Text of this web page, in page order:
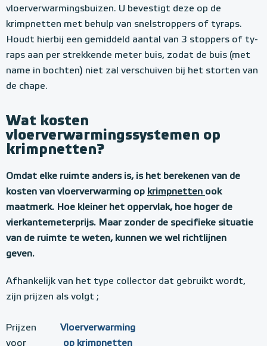
vloerverwarmingsbuizen. U bevestigt deze op de
krimpnetten met behulp van snelstroppers of tyraps.
Houdt hierbij een gemiddeld aantal van 3 stoppers of ty-
raps aan per strekkende meter buis, zodat de buis (met
name in bochten) niet zal verschuiven bij het storten van
de chape.
Wat kosten
vloerverwarmingssystemen op
krimpnetten?
Omdat elke ruimte anders is, is het berekenen van de
kosten van vloerverwarming op krimpnetten ook
maatmerk. Hoe kleiner het oppervlak, hoe hoger de
vierkantemeterprijs. Maar zonder de specifieke situatie
van de ruimte te weten, kunnen we wel richtlijnen
geven.
Afhankelijk van het type collector dat gebruikt wordt,
zijn prijzen als volgt ;
Prijzen
voor
Vloerverwarming
op krimpnetten